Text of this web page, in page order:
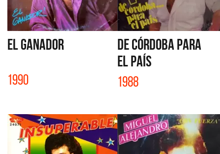
EL GANADOR
1990
DE CÓRDOBA PARA
EL PAÍS
1988